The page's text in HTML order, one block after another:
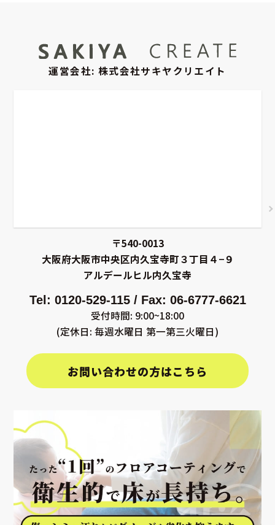
運営会社: 株式会社サキヤクリエイト
〒540-0013
大阪府大阪市中央区内久宝寺町３丁目４−９
アルデールヒル内久宝寺
Tel: 0120-529-115 / Fax: 06-6777-6621
受付時間: 9:00~18:00
(定休日: 毎週水曜日 第一第三火曜日)
お問い合わせの方はこちら